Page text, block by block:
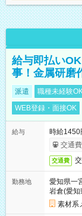
給与即払い
事！金属研磨
派遣 職種未経験
WEB登録・面接OK
給与
時給1450
交通
交通費
勤務地
愛知県一
岩倉(愛
素材系